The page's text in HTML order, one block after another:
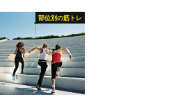
部位別の筋トレ